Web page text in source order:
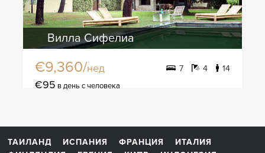
Вилла Сифелиа
€9,360/нед 7 4 14
€95 в день с человека
ТАИЛАНД ИСПАНИЯ ФРАНЦИЯ
ИТАЛИЯ